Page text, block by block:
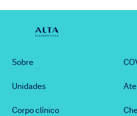
Sobre
Unidades
Corpo clínico